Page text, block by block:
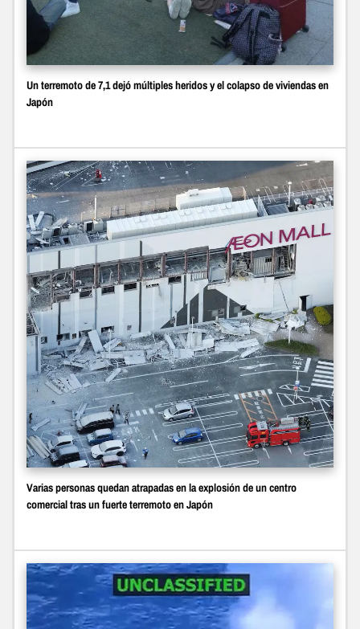
Un terremoto de 7,1 dejó múltiples heridos y el colapso de viviendas en
Japón
Varias personas quedan atrapadas en la explosión de un centro
comercial tras un fuerte terremoto en Japón